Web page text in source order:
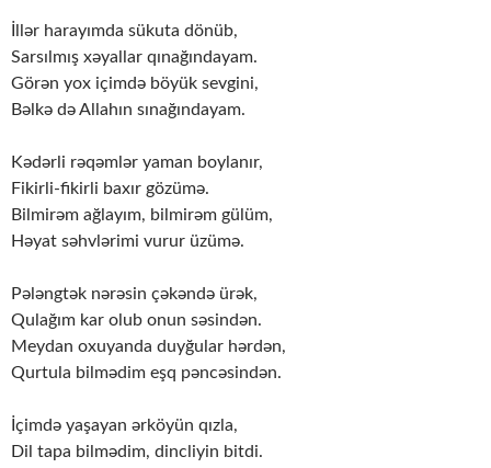
İllər harayımda sükuta dönüb,
Sarsılmış xəyallar qınağındayam.
Görən yox içimdə böyük sevgini,
Bəlkə də Allahın sınağındayam.
Kədərli rəqəmlər yaman boylanır,
Fikirli-fikirli baxır gözümə.
Bilmirəm ağlayım, bilmirəm gülüm,
Həyat səhvlərimi vurur üzümə.
Pələngtək nərəsin çəkəndə ürək,
Qulağım kar olub onun səsindən.
Meydan oxuyanda duyğular hərdən,
Qurtula bilmədim eşq pəncəsindən.
İçimdə yaşayan ərköyün qızla,
Dil tapa bilmədim, dincliyin bitdi.